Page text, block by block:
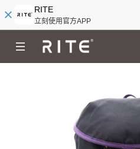
RITE
立刻使用官方APP